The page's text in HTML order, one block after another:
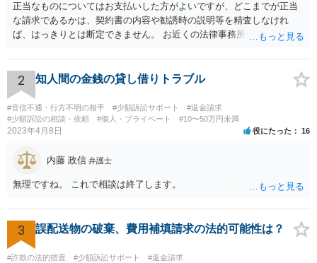
正当なものについてはお支払いした方がよいですが、どこまでが正当
な請求であるかは、契約書の内容や勧誘時の説明等を精査しなけれ
ば、はっきりとは断定できません。 お近くの法律事務所や、市役所・
費者生活センター(https://www.kokusen.go.jp/map/)も親身に相談に乗
ってくれますので、一度ご利用されることをおすすめします。
2 知人間の金銭の貸し借りトラブル
#音信不通・行方不明の相手 #少額訴訟サポート
#返金請求
#少額訴訟の相談・依頼
#個人・プライベート #10〜50万円未満
2023年4月8日 役にたった 16
内藤 政信 弁護士
無理ですね。 これで相談は終了します。
3 誤配送物の破棄、費用補填請求の法的可能性は？
#詐欺の法的措置 #少額訴訟サポート #返金請求